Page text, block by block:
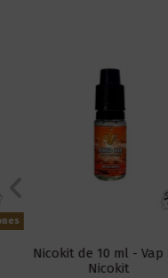
Nicokit de 10 ml - Vap
Nicokit